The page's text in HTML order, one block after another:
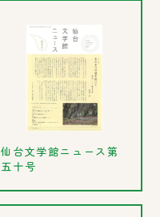
仙台文学館ニュース第
五十号